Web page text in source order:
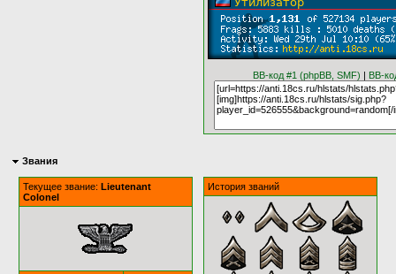
BB-код #1 (phpBB, SMF) | BB-
Звания
Текущее звание: Lieutenant
Colonel
История званий